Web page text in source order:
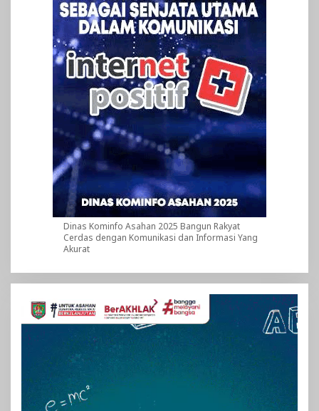
Dinas Kominfo Asahan 2025 Bangun Rakyat
Cerdas dengan Komunikasi dan Informasi Yang
Akurat
Pemutar
Video